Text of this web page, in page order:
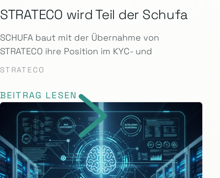
STRATECO wird Teil der Schufa
SCHUFA baut mit der Übernahme von
STRATECO ihre Position im KYC- und
STRATECO
BEITRAG LESEN